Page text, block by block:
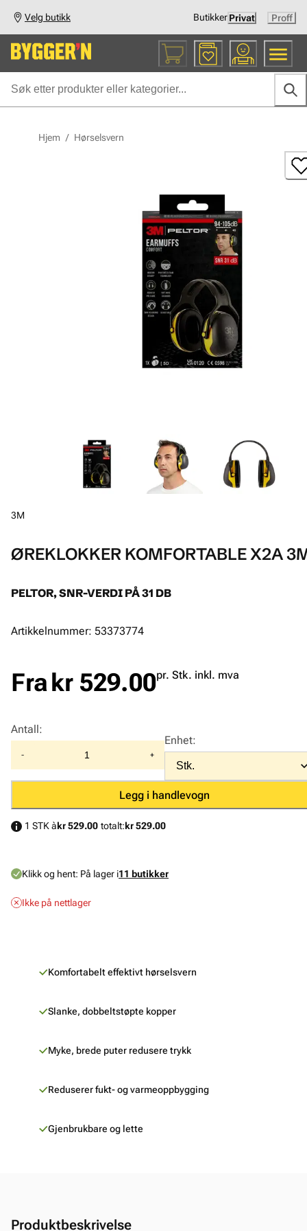
Velg butikk ButikkerPrivat Proff
Hjem / Hørselsvern
3M
ØREKLOKKER KOMFORTABLE X2A
PELTOR, SNR-VERDI PÅ 31 DB
Artikkelnummer: 53373774
Frakr 529.00pr. Stk. inkl. mva
Antall :
- +
Enhet:
Legg i handlevogn
1 STK àkr 529.00 totalt:kr 529.00
Klikk og hent: På lager i11 butikker
Ikke på nettlager
Komfortabelt effektivt hørselsvern
Slanke, dobbeltstøpte kopper
Myke, brede puter redusere trykk
Reduserer fukt- og varmeoppbygging
Gjenbrukbare og lette
Produktbeskrivelse